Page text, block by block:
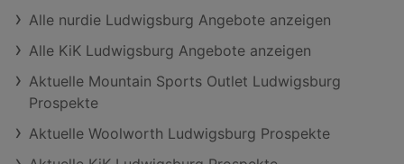
Alle nurdie Ludwigsburg Angebote anzeigen
Alle KiK Ludwigsburg Angebote anzeigen
Aktuelle Mountain Sports Outlet Ludwigsburg
Prospekte
Aktuelle Woolworth Ludwigsburg Prospekte